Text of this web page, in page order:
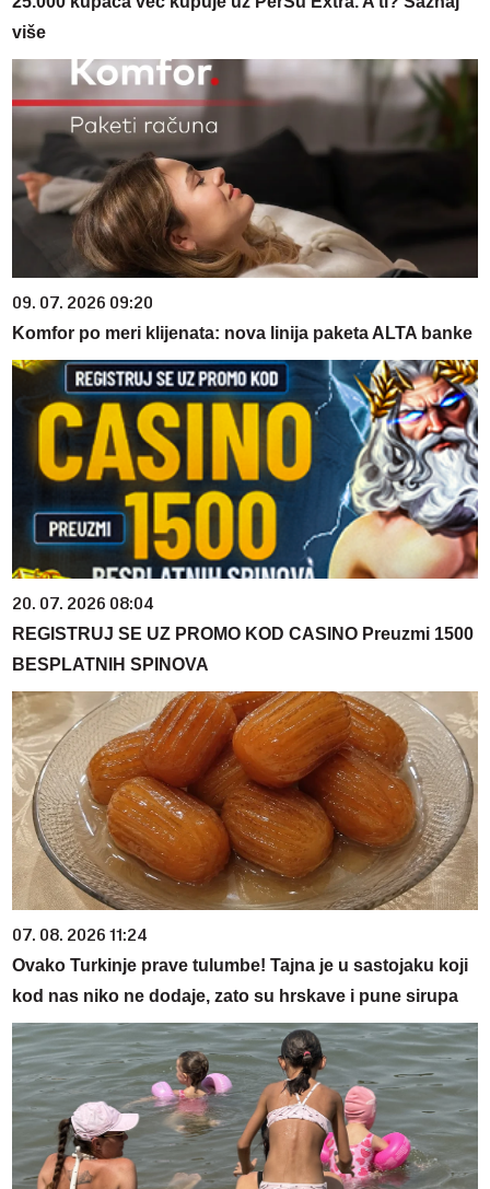
više
09. 07. 2026 09:20
Komfor po meri klijenata: nova linija paketa ALTA banke
20. 07. 2026 08:04
REGISTRUJ SE UZ PROMO KOD CASINO Preuzmi 1500
BESPLATNIH SPINOVA
07. 08. 2026 11:24
Ovako Turkinje prave tulumbe! Tajna je u sastojaku koji
kod nas niko ne dodaje, zato su hrskave i pune sirupa